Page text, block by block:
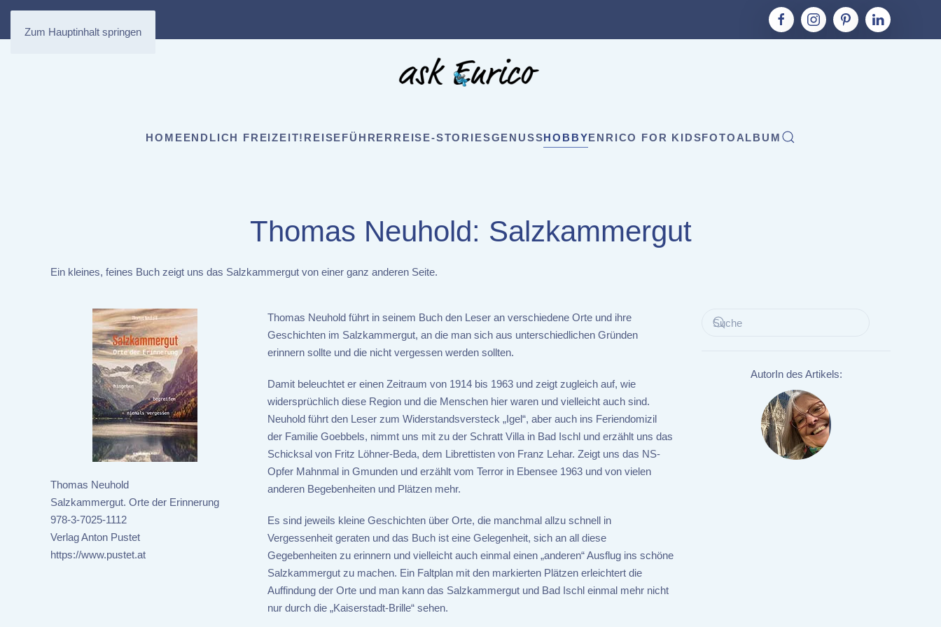
Zum Hauptinhalt springen
HOMEENDLICH FREIZEIT! REISEFÜHRER REISE-STORIESGENUSSHOBBYENRICO FOR KIDSFOTOALBUM
Thomas Neuhold: Salzkammergut
Ein kleines, feines Buch zeigt uns das Salzkammergut von einer ganz anderen Seite.
Thomas Neuhold
Salzkammergut. Orte der Erinnerung
978-3-7025-1112
Verlag Anton Pustet
https://www.pustet.at
Thomas Neuhold führt in seinem Buch den Leser an verschiedene Orte und ihre
Geschichten im Salzkammergut, an die man sich aus unterschiedlichen Gründen
erinnern sollte und die nicht vergessen werden sollten.
Damit beleuchtet er einen Zeitraum von 1914 bis 1963 und zeigt zugleich auf, wie
widersprüchlich diese Region und die Menschen hier waren und vielleicht auch sind.
Neuhold führt den Leser zum Widerstandsversteck „Igel“, aber auch ins Feriendomizil
der Familie Goebbels, nimmt uns mit zu der Schratt Villa in Bad Ischl und erzählt uns das
Schicksal von Fritz Löhner-Beda, dem Librettisten von Franz Lehar. Zeigt uns das NS-
Opfer Mahnmal in Gmunden und erzählt vom Terror in Ebensee 1963 und von vielen
anderen Begebenheiten und Plätzen mehr.
Es sind jeweils kleine Geschichten über Orte, die manchmal allzu schnell in
Vergessenheit geraten und das Buch ist eine Gelegenheit, sich an all diese
Gegebenheiten zu erinnern und vielleicht auch einmal einen „anderen“ Ausflug ins schöne
Salzkammergut zu machen. Ein Faltplan mit den markierten Plätzen erleichtert die
Auffindung der Orte und man kann das Salzkammergut und Bad Ischl einmal mehr nicht
nur durch die „Kaiserstadt-Brille“ sehen.
AutorIn des Artikels: